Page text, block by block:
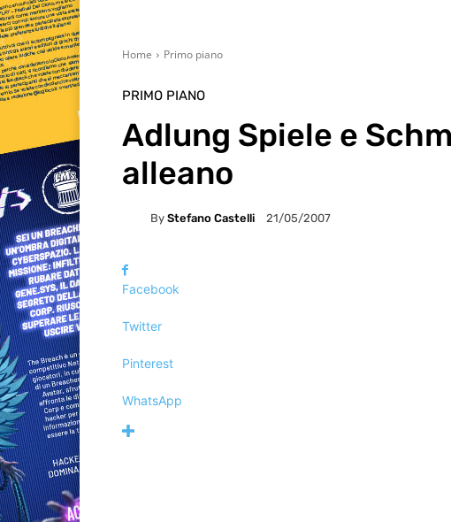
Home Primo piano
PRIMO PIANO
Adlung Spiele e
alleano
By Stefano Castelli 21/05/2007
Facebook
Twitter
Pinterest
WhatsApp